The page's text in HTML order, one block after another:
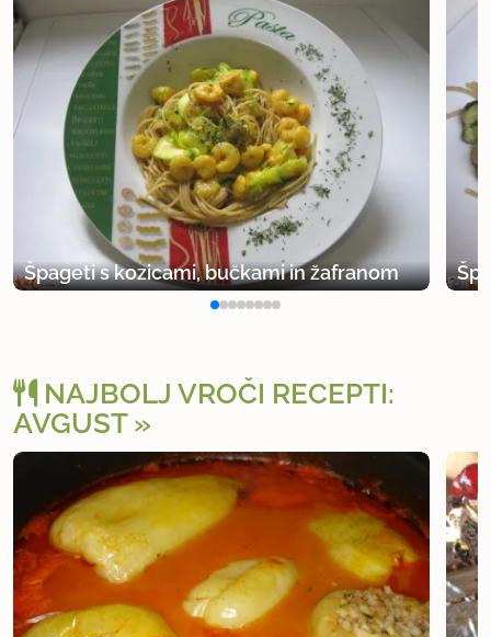
Špageti s kozicami, bučkami in žafranom
NAJBOLJ VROČI RECEPTI:
AVGUST